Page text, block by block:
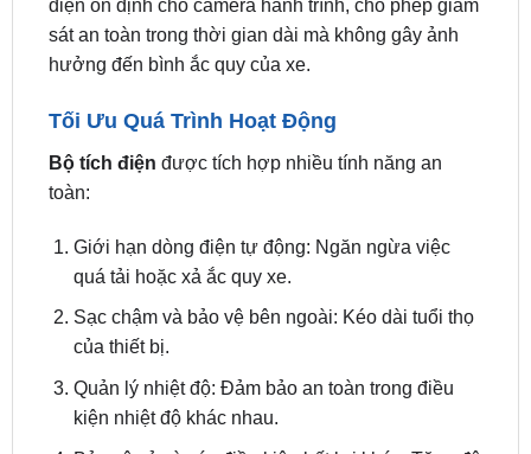
xe liên tục mà còn tối ưu hóa hiệu suất sử dụng
năng lượng. Trong khi lái xe, bộ tích điện được sạc
đầy bởi động cơ xe. Khi xe đỗ, nó cung cấp nguồn
sát an toàn trong thời gian dài mà không gây ảnh
hưởng đến bình ắc quy của xe.
Bộ tích điệnđược tích hợp nhiều tính năng an
toàn:
Giới hạn dòng điện tự động: Ngăn ngừa việc
Sạc chậm và bảo vệ bên ngoài: Kéo dài tuổi thọ